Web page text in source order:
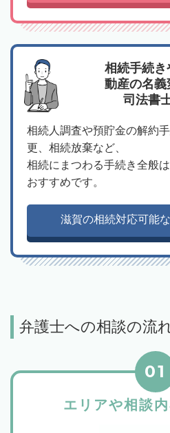
相続手続き
動産の名義
司法書
相続人調査や預貯金の解約
更、相続放棄など、
相続にまつわる手続き全般
おすすめです。
滋賀の相続対応可能
弁護士への相談の流
エリアや相談
01